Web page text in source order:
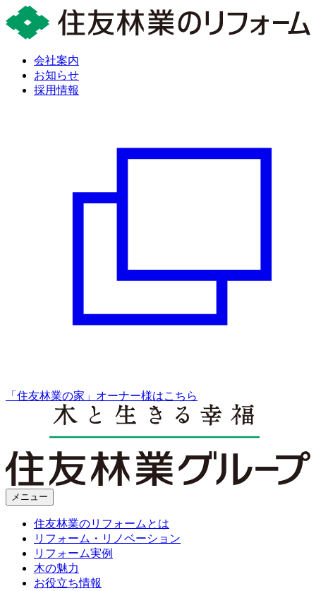
会社案内
お知らせ
採用情報
「住友林業の家」オーナー様はこちら
メニュー
住友林業のリフォームとは
リフォーム・リノベーション
リフォーム実例
木の魅力
お役立ち情報